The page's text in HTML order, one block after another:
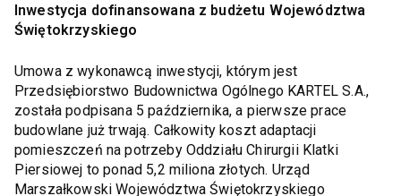
Inwestycja dofinansowana z budżetu Województwa
Świętokrzyskiego
Umowa z wykonawcą inwestycji, którym jest
Przedsiębiorstwo Budownictwa Ogólnego KARTEL S.A.,
została podpisana 5 października, a pierwsze prace
budowlane już trwają. Całkowity koszt adaptacji
pomieszczeń na potrzeby Oddziału Chirurgii Klatki
Piersiowej to ponad 5,2 miliona złotych. Urząd
Marszałkowski Województwa Świętokrzyskiego